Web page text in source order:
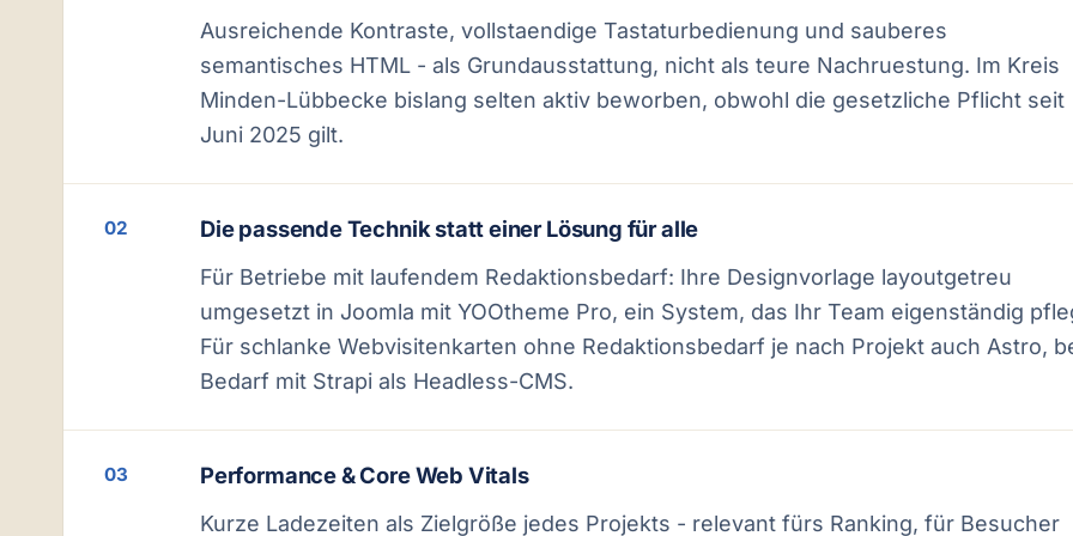
Ausreichende Kontraste, vollstaendige Tastaturbedienung und sauberes
semantisches HTML - als Grundausstattung, nicht als teure Nachruestung. Im Kreis
Minden-Lübbecke bislang selten aktiv beworben, obwohl die gesetzliche Pflicht seit
Juni 2025 gilt.
02 Die passende Technik statt einer Lösung für alle
Für Betriebe mit laufendem Redaktionsbedarf: Ihre Designvorlage layoutgetreu
umgesetzt in Joomla mit YOOtheme Pro, ein System, das Ihr Team eigenständig
Für schlanke Webvisitenkarten ohne Redaktionsbedarf je nach Projekt auch Astro,
Bedarf mit Strapi als Headless-CMS.
03 Performance & Core Web Vitals
Kurze Ladezeiten als Zielgröße jedes Projekts - relevant fürs Ranking, für Besucher